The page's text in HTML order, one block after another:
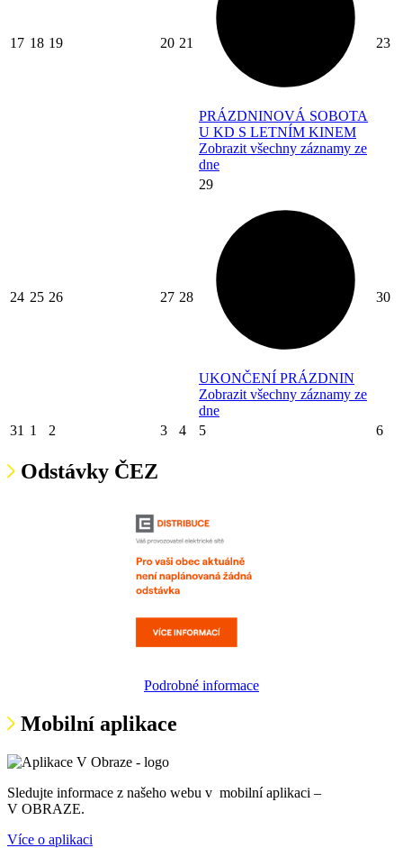
17 18 19 20 21
PRÁZDNINOVÁ SOBOTA
U KD S LETNÍM KINEM
Zobrazit všechny záznamy ze
dne
23
24 25 26 27 28
29
UKONČENÍ PRÁZDNIN
Zobrazit všechny záznamy ze
dne
30
31 1 2 3 4 5 6
Odstávky ČEZ
Podrobné informace
Mobilní aplikace
Sledujte informace z našeho webu v mobilní aplikaci –
V OBRAZE.
Více o aplikaci